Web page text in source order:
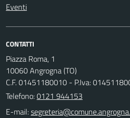
Eventi
CONTATTI
Piazza Roma, 1
10060 Angrogna (TO)
C.F. 01451180010 - P.Iva:
Telefono:0121 944153
E-mail: